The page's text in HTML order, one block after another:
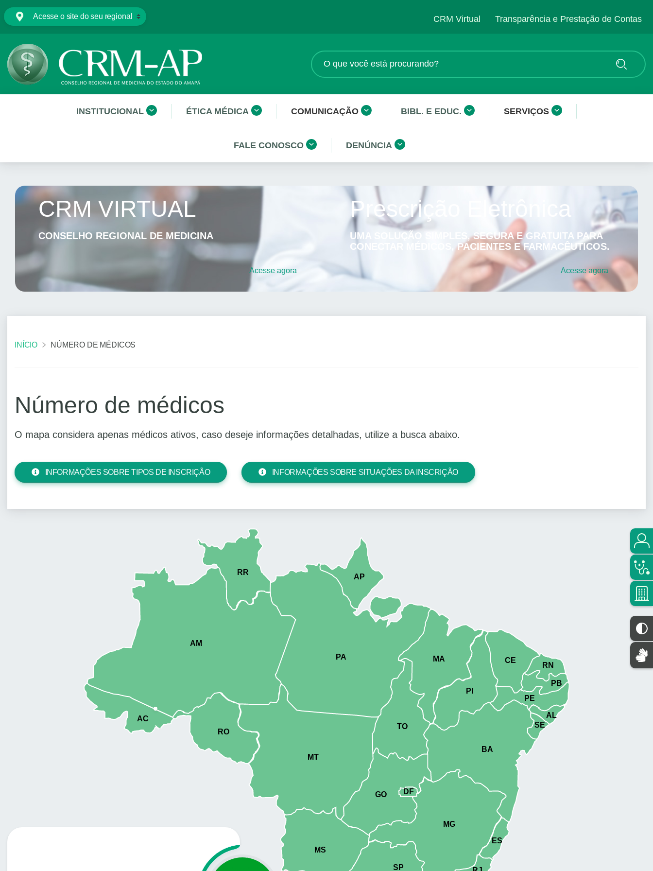
CRM Virtual Transparência e Prestação de Contas
INSTITUCIONAL ÉTICA MÉDICA COMUNICAÇÃO BIBL. E EDUC. SERVIÇOS
FALE CONOSCO DENÚNCIA
CRM VIRTUAL
CONSELHO REGIONAL DE MEDICINA
Acesse agora
Prescrição Eletrônica
UMA SOLUÇÃO SIMPLES, SEGURA E GRATUITA PARA
CONECTAR MÉDICOS, PACIENTES E FARMACÊUTICOS.
Acesseagora
INÍCIO NÚMERO DE MÉDICOS
Número de médicos
O mapa considera apenas médicos ativos, caso deseje informações detalhadas, utilize a busca abaixo.
INFORMAÇÕES SOBRE TIPOS DE INSCRIÇÃO INFORMAÇÕES SOBRE SITUAÇÕES DA INSCRIÇÃO